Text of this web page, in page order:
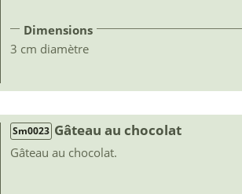
Dimensions
3 cm diamètre
Sm0023 Gâteau au chocolat
Gâteau au chocolat.